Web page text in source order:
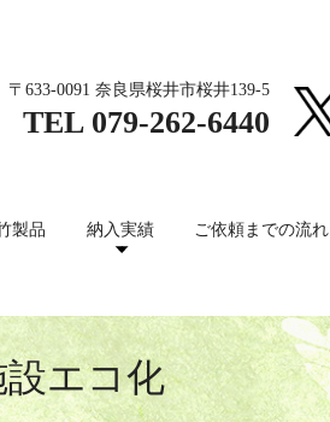
製品 納入実績 ご依頼までの流れ
〒633-0091 奈良県桜井市桜井139-5
TEL 079-262-6440
エコ化